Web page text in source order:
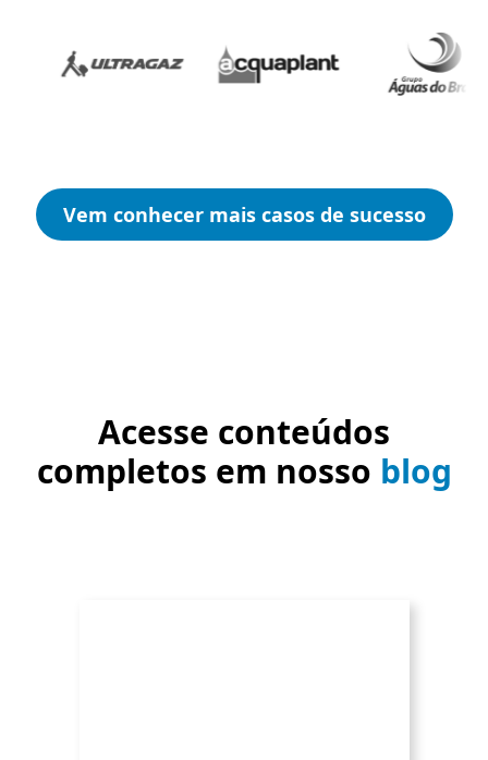
Vem conhecer mais casos de sucesso
Acesse conteúdos
completos em nosso blog